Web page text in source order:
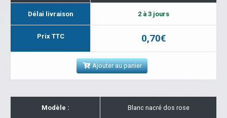
Délai livraison 2 à 3 jours
Prix TTC 0,70€
Ajouter au panier
Modèle : Blanc nacré dos rose